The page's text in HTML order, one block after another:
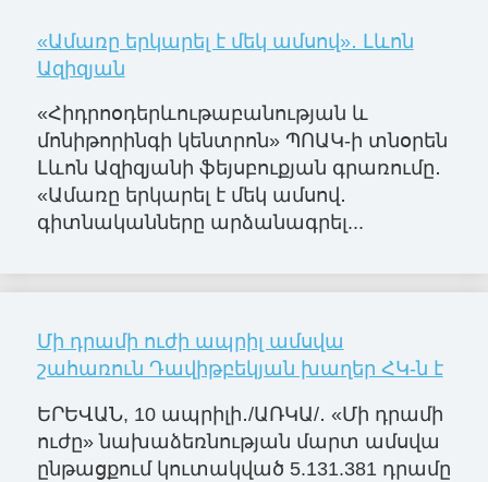
«Ամառը երկարել է մեկ ամսով»․ Լևոն
Ազիզյան
«Հիդրոօդերևութաբանության և
մոնիթորինգի կենտրոն» ՊՈԱԿ-ի տնօրեն
Լևոն Ազիզյանի ֆեյսբուքյան գրառումը․
«Ամառը երկարել է մեկ ամսով․
գիտնականները արձանագրել...
Մի դրամի ուժի ապրիլ ամսվա
շահառուն Դավիթբեկյան խաղեր ՀԿ-ն է
ԵՐԵՎԱՆ, 10 ապրիլի․/ԱՌԿԱ/․ «Մի դրամի
ուժը» նախաձեռնության մարտ ամսվա
ընթացքում կուտակված 5.131.381 դրամը